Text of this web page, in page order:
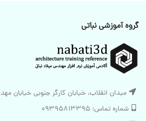
گروه آموزشی نباتی
میدان انقلاب، خیابان کارگر جنوبی خیابان مهدیزاده،
شماره تماس: 09395813395